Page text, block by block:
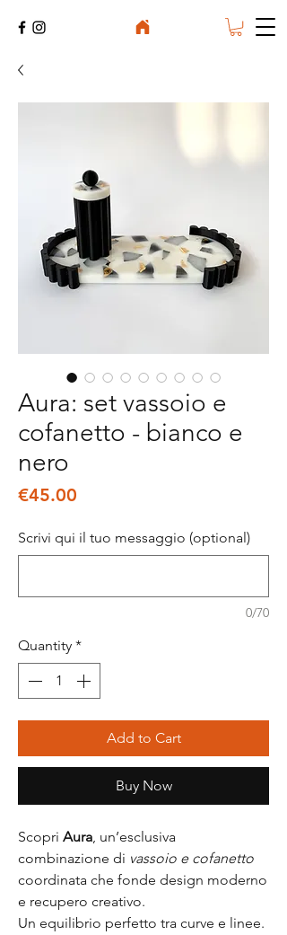
Aura: set vassoio e
cofanetto - bianco e
nero
€45.00
Scrivi qui il tuo messaggio (optional)
0/70
Quantity *
Add to Cart
Buy Now
Scopri Aura, un’esclusiva
combinazione di vassoio e cofanetto
coordinata che fonde design moderno
e recupero creativo.
Un equilibrio perfetto tra curve e linee.